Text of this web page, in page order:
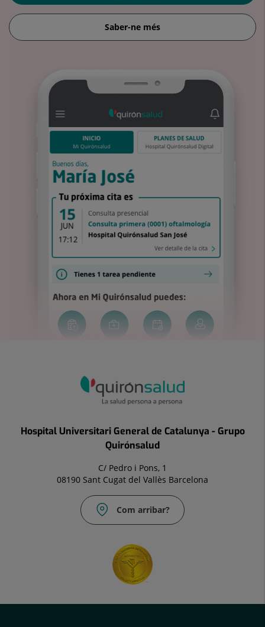
Saber-ne més
Hospital Universitari General de Catalunya - Grupo
Quirónsalud
C/ Pedro i Pons, 1
08190 Sant Cugat del Vallès Barcelona
Com arribar?